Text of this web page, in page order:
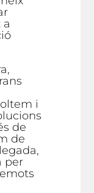
a
i
de
de
per